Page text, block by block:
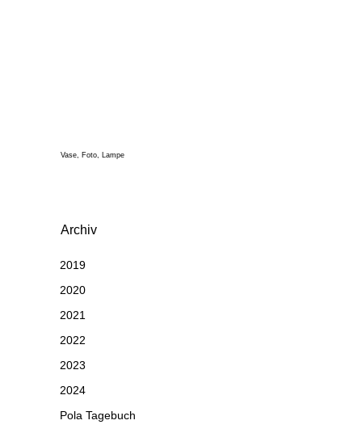
Vase, Foto, Lampe
Archiv
2019
2020
2021
2022
2023
2024
Pola Tagebuch